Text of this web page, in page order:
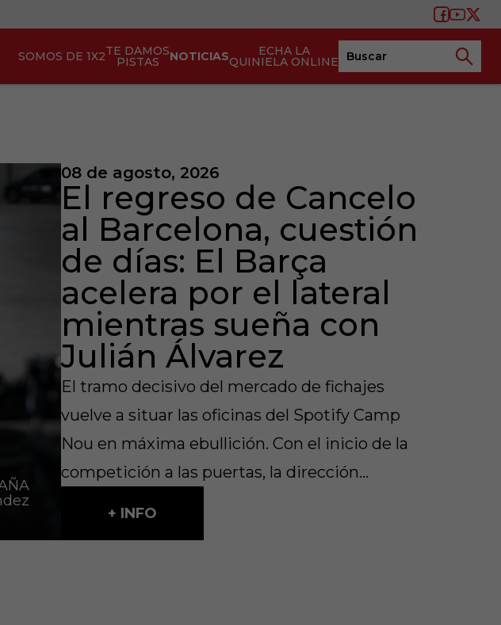
SOMOS DE 1X2TE DAMOS
PISTAS NOTICIAS ECHA LA
QUINIELA ONLINE
08 de agosto, 2026
El regreso de Cancelo
al Barcelona, cuestión
de días: El Barça
acelera por el lateral
mientras sueña con
Julián Álvarez
El tramo decisivo del mercado de fichajes
vuelve a situar las oficinas del Spotify Camp
Nou en máxima ebullición. Con el inicio de la
competición a las puertas, la dirección…
+ INFO